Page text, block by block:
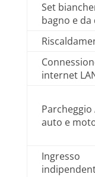
Set
bagno e da
internet
auto e
Ingresso